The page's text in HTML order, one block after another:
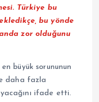
Türkiye bu
bu yönde
zor olduğunu
büyük sorununun
daha fazla
ifade etti.